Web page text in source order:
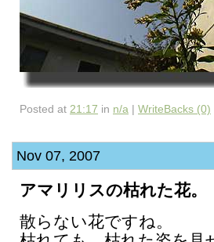
Posted at 21:17 in n/a | WriteBacks (0)
Nov 07, 2007
アマリリスの枯れた花。
散らない花ですね。